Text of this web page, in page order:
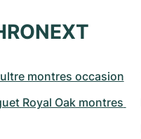
montres occasion
Royal Oak montres